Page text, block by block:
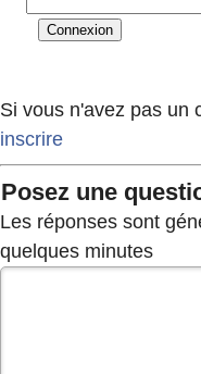
Si vous n'avez pas un
inscrire
Posez une
Les réponses sont
quelques minutes